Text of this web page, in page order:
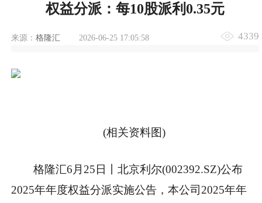
权益分派：每10股派利0.35元
来源： 格隆汇 2026-06-25 17:05:58 4339
(相关资料图)
格隆汇6月25日丨北京利尔(002392.SZ)公布
2025年年度权益分派实施公告，本公司2025年年